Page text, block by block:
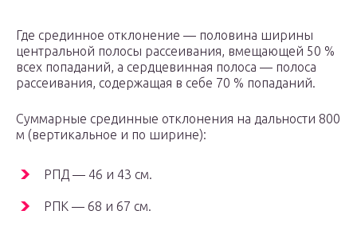
Где срединное отклонение — половина ширины
центральной полосы рассеивания, вмещающей 50 %
всех попаданий, а сердцевинная полоса — полоса
рассеивания, содержащая в себе 70 % попаданий.
Суммарные срединные отклонения на дальности 800
м (вертикальное и по ширине):
РПД — 46 и 43 см.
РПК — 68 и 67 см.